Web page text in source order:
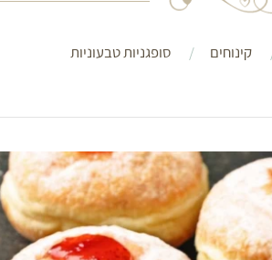
קינוחים סופגניות טבעוניות